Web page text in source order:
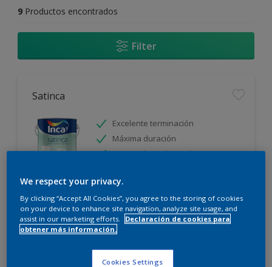
9 Productos encontrados
Filter
Satinca
Excelente terminación
Máxima duración
Protección prolongada
Sólo disponible en tienda
We respect your privacy.
By clicking “Accept All Cookies”, you agree to the storing of cookies
on your device to enhance site navigation, analyze site usage, and
assist in our marketing efforts.
Declaración de cookies para
obtener más información.
Cookies Settings